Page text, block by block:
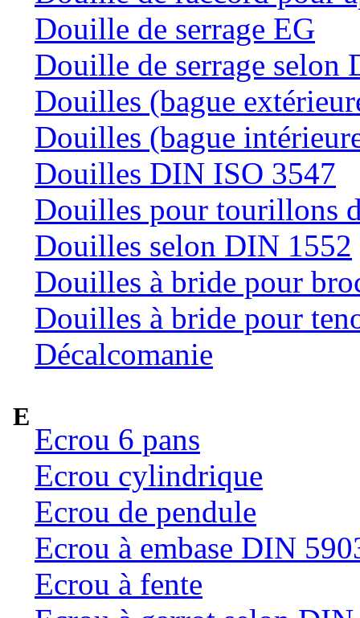
Douille de serrage EG
Douille de serrage selon
Douilles (bague
Douilles (bague
Douilles DIN ISO 3547
Douilles pour tourillons
Douilles selon DIN 1552
Douilles à bride pour
Douilles à bride pour
Décalcomanie
E
Ecrou 6 pans
Ecrou cylindrique
Ecrou de pendule
Ecrou à embase DIN
Ecrou à fente